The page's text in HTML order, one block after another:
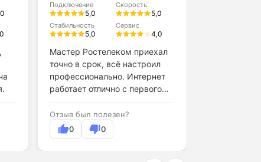
Подключение
5,0
Скорость
5,0
Стабильность
5,0
Сервис
4,0
Мастер Ростелеком приехал
точно в срок, всё настроил
профессионально. Интернет
работает отлично с первого
Отзыв был полезен?
0
0